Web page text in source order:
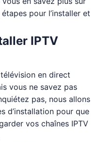
pour l’installer et
IPTV
en direct
vous ne savez pas
pas, nous allons
d’installation pour que
vos chaînes IPTV